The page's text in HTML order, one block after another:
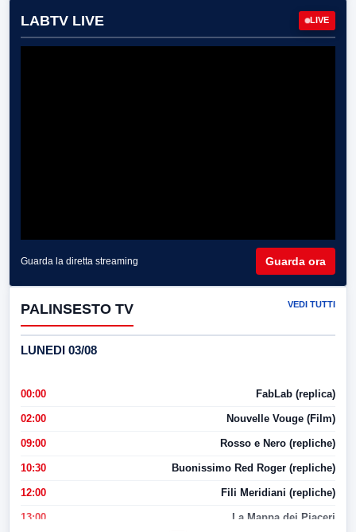
LABTV LIVE LIVE
Guarda la diretta streaming Guarda ora
PALINSESTO TV VEDI TUTTI
LUNEDI 03/08
00:00 FabLab (replica)
02:00 Nouvelle Vouge (Film)
09:00 Rosso e Nero (repliche)
10:30 Buonissimo Red Roger (repliche)
12:00 Fili Meridiani (repliche)
13:00 La Mappa dei Piaceri